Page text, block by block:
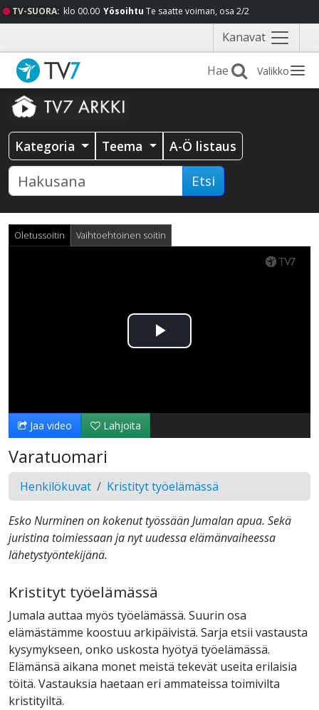
TV-SUORA: klo 00.00 Yösoihtu Te saatte voiman, osa 2/2
Kanavat Näytä
valikko
Valikko
Kategoria Teema A-Ö listaus
Etsi
Oletussoitin Vaihtoehtoinen soitin
Toista
Jaa video Lahjoita
Varatuomari
Henkilökuvat Kristityt työelämässä
Esko Nurminen on kokenut työssään Jumalan apua. Sekä
juristina toimiessaan ja nyt uudessa elämänvaiheessa
lähetystyöntekijänä.
Kristityt työelämässä
Jumala auttaa myös työelämässä. Suurin osa
elämästämme koostuu arkipäivistä. Sarja etsii vastausta
kysymykseen, onko uskosta hyötyä työelämässä.
Elämänsä aikana monet meistä tekevät useita erilaisia
töitä. Vastauksia haetaan eri ammateissa toimivilta
kristityiltä.